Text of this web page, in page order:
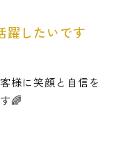
躍したいです
様に笑顔と自信を
🌈